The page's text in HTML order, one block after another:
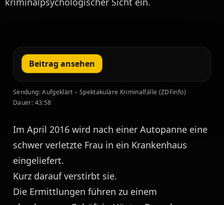
Beitrag ansehen
Sendung: Aufgeklärt – Spektakuläre Kriminalfälle (ZDFinfo)
Dauer: 43:58
Im April 2016 wird nach einer Autopanne eine
schwer verletzte Frau in ein Krankenhaus
eingeliefert.
Kurz darauf verstirbt sie.
Die Ermittlungen führen zu einem